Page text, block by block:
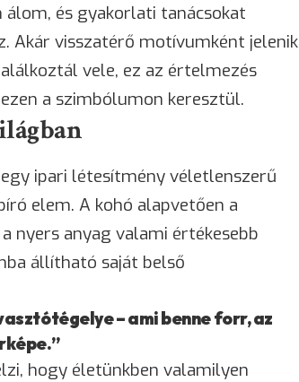
és gyakorlati tanácsokat
Akár visszatérő motívumként jelenik
vele, ez az értelmezés
a szimbólumon keresztül.
ipari létesítmény véletlenszerű
elem. A kohó alapvetően a
nyers anyag valami értékesebb
állítható saját belső
– ami benne forr, az
hogy életünkben valamilyen